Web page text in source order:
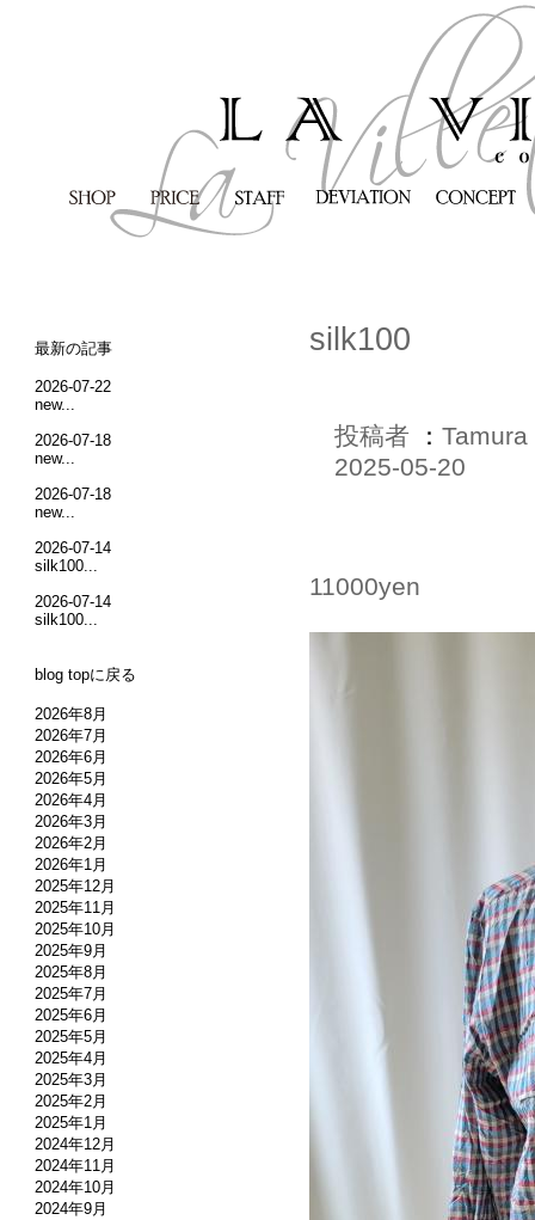
最新の記事
2026-07-22
new...
2026-07-18
new...
2026-07-18
new...
2026-07-14
silk100...
2026-07-14
silk100...
blog topに戻る
2026年8月
2026年7月
2026年6月
2026年5月
2026年4月
2026年3月
2026年2月
2026年1月
2025年12月
2025年11月
2025年10月
2025年9月
2025年8月
2025年7月
2025年6月
2025年5月
2025年4月
2025年3月
2025年2月
2025年1月
2024年12月
2024年11月
2024年10月
2024年9月
silk100
投稿者 ： Tamura
2025-05-20
11000yen